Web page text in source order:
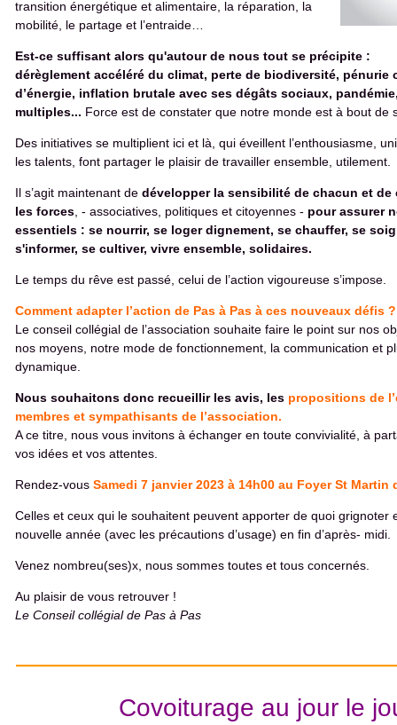
transition énergétique et alimentaire, la réparation, la
mobilité, le partage et l’entraide…
Est-ce suffisant alors qu'autour de nous tout se précipite :
dérèglement accéléré du climat, perte de biodiversité, pénurie
d’énergie, inflation brutale avec ses dégâts sociaux,
multiples... Force est de constater que notre monde est à bout de
Des initiatives se multiplient ici et là, qui éveillent l’enthousiasme,
les talents, font partager le plaisir de travailler ensemble, utilement.
Il s’agit maintenant de développer la sensibilité de chacun et
les forces , - associatives, politiques et citoyennes - pour assurer
essentiels : se nourrir, se loger dignement, se chauffer, se
s'informer, se cultiver, vivre ensemble, solidaires.
Le temps du rêve est passé, celui de l’action vigoureuse s’impose.
Comment adapter l’action de Pas à Pas à ces nouveaux défis ?
Le conseil collégial de l’association souhaite faire le point sur nos
nos moyens, notre mode de fonctionnement, la communication et
dynamique.
Nous souhaitons donc recueillir les avis, les propositions de
membres et sympathisants de l’association.
A ce titre, nous vous invitons à échanger en toute convivialité, à
vos idées et vos attentes.
Rendez-vous Samedi 7 janvier 2023 à 14h00 au Foyer St Martin
Celles et ceux qui le souhaitent peuvent apporter de quoi grignoter
nouvelle année (avec les précautions d’usage) en fin d’après- midi.
Venez nombreu(ses)x, nous sommes toutes et tous concernés.
Au plaisir de vous retrouver !
Le Conseil collégial de Pas à Pas
Covoiturage au jour le